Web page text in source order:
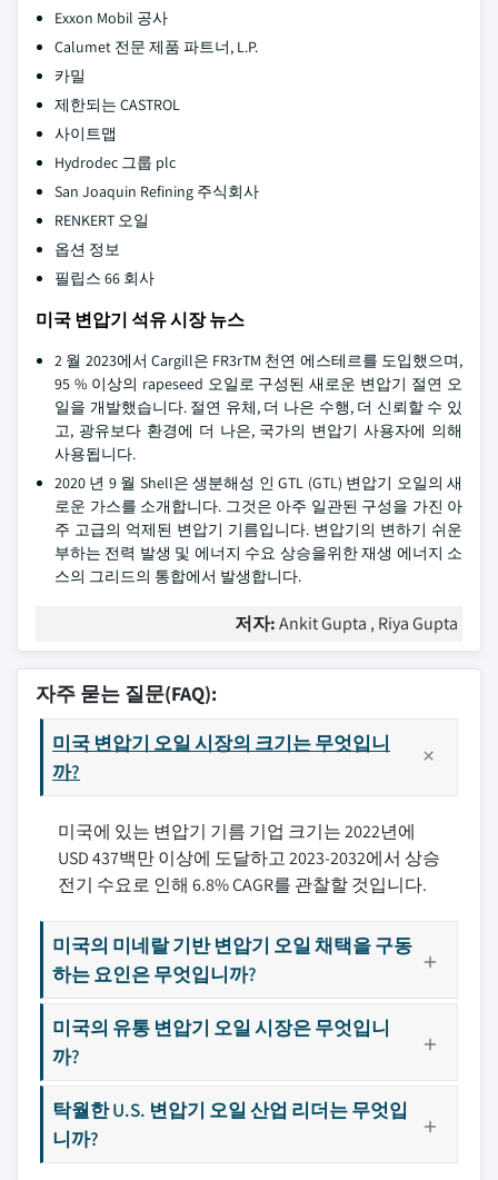
Exxon Mobil 공사
Calumet 전문 제품 파트너, L.P.
카밀
제한되는 CASTROL
사이트맵
Hydrodec 그룹 plc
San Joaquin Refining 주식회사
RENKERT 오일
옵션 정보
필립스 66 회사
미국 변압기 석유 시장 뉴스
2 월 2023에서 Cargill은 FR3rTM 천연 에스테르를 도입했으며,
95 % 이상의 rapeseed 오일로 구성된 새로운 변압기 절연 오
일을 개발했습니다. 절연 유체, 더 나은 수행, 더 신뢰할 수 있
고, 광유보다 환경에 더 나은, 국가의 변압기 사용자에 의해
사용됩니다.
2020 년 9 월 Shell은 생분해성 인 GTL (GTL) 변압기 오일의 새
로운 가스를 소개합니다. 그것은 아주 일관된 구성을 가진 아
주 고급의 억제된 변압기 기름입니다. 변압기의 변하기 쉬운
부하는 전력 발생 및 에너지 수요 상승을위한 재생 에너지 소
스의 그리드의 통합에서 발생합니다.
저자:Ankit Gupta , Riya Gupta
자주 묻는 질문(FAQ):
미국 변압기 오일 시장의 크기는 무엇입니
까?
미국에 있는 변압기 기름 기업 크기는 2022년에
USD 437백만 이상에 도달하고 2023-2032에서 상승
전기 수요로 인해 6.8% CAGR를 관찰할 것입니다.
미국의 미네랄 기반 변압기 오일 채택을 구동
하는 요인은 무엇입니까?
미국의 유통 변압기 오일 시장은 무엇입니
까?
탁월한 U.S. 변압기 오일 산업 리더는 무엇입
니까?